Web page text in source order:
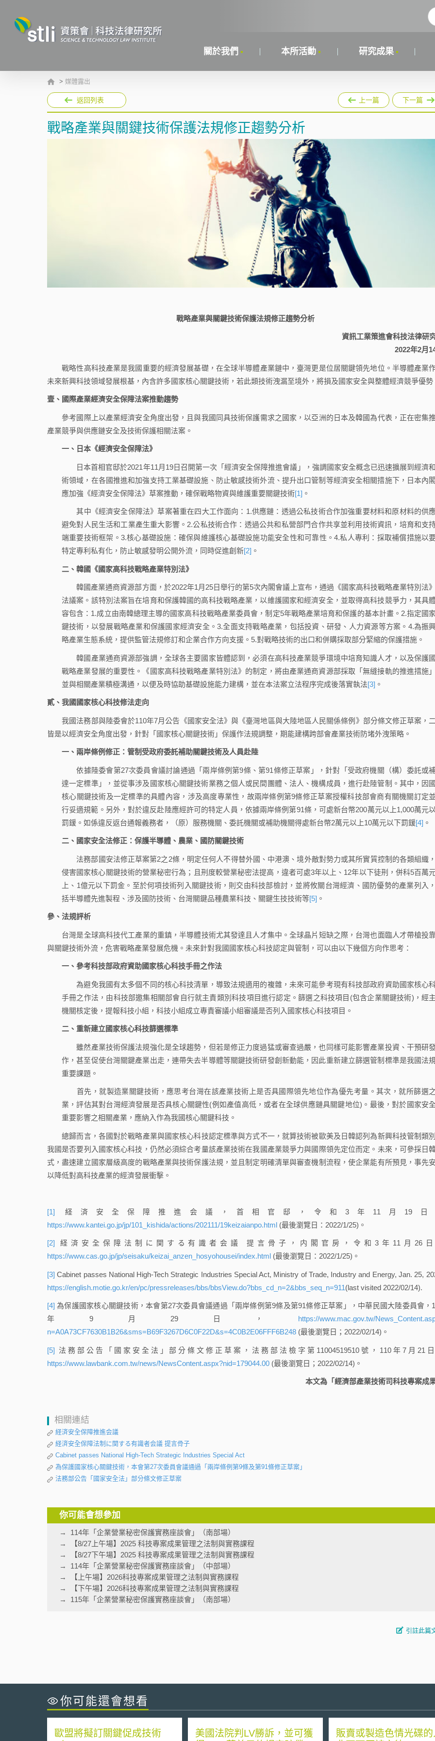
關於我們 本所活動 研究成果
> 媒體露出
返回列表 上一篇 下一篇
戰略產業與關鍵技術保護法規修正趨勢分析
戰略產業與關鍵技術保護法規修正趨勢分析
資訊工業策進會科技法律研
2022年2月
戰略性高科技產業是我國重要的經濟發展基礎，在全球半導體產業鏈中，臺灣更是位居關鍵領先地位。半導體產業
未來新興科技領域發展根基，內含許多國家核心關鍵技術，若此類技術洩漏至境外，將損及國家安全與整體經濟競爭優勢
壹、國際產業經濟安全保障法案推動趨勢
參考國際上以產業經濟安全角度出發，且與我國同具技術保護需求之國家，以亞洲的日本及韓國為代表，正在密集
產業競爭與供應鏈安全及技術保護相關法案。
一、日本《經濟安全保障法》
日本首相官邸於2021年11月19日召開第一次「經濟安全保障推進會議」，強調國家安全概念已迅速擴展到經濟
術領域，在各國推進和加強支持工業基礎設施、防止敏感技術外流、提升出口管制等經濟安全相關措施下，日本內
應加強《經濟安全保障法》草案推動，確保戰略物資與維護重要關鍵技術[1] 。
其中《經濟安全保障法》草案著重在四大工作面向：1.供應鏈：透過公私技術合作加強重要材料和原材料的供應
避免對人民生活和工業產生重大影響。2.公私技術合作：透過公共和私營部門合作共享並利用技術資訊，培育和支
端重要技術框架。3.核心基礎設施：確保與維護核心基礎設施功能安全性和可靠性。4.私人專利：採取補償措施以
特定專利私有化，防止敏感發明公開外流，同時促進創新[2] 。
二、韓國《國家高科技戰略產業特別法》
韓國產業通商資源部方面，於2022年1月25日舉行的第5次內閣會議上宣布，通過《國家高科技戰略產業特別法
法議案。該特別法案旨在培育和保護韓國的高科技戰略產業，以維護國家和經濟安全，並取得高科技競爭力，其具
容包含：1.成立由南韓總理主導的國家高科技戰略產業委員會，制定5年戰略產業培育和保護的基本計畫。2.指定國
鍵技術，以發展戰略產業和保護國家經濟安全。3.全面支持戰略產業，包括投資、研發、人力資源等方案。4.為振
略產業生態系統，提供監管法規修訂和企業合作方向支援。5.對戰略技術的出口和併購採取部分緊縮的保護措施。
韓國產業通商資源部強調，全球各主要國家皆體認到，必須在高科技產業競爭環境中培育知識人才，以及保護
戰略產業發展的重要性。《國家高科技戰略產業特別法》的制定，將由產業通商資源部採取「無縫接軌的推進措施」
並與相關產業積極溝通，以便及時協助基礎設施能力建構，並在本法案立法程序完成後落實執法[3] 。
貳、我國國家核心科技修法走向
我國法務部與陸委會於110年7月公告《國家安全法》與《臺灣地區與大陸地區人民關係條例》部分條文修正草案，
皆是以經濟安全角度出發，針對「國家核心關鍵技術」保護作法規調整，期能建構跨部會產業技術防堵外洩策略。
一、兩岸條例修正：管制受政府委託補助關鍵技術及人員赴陸
依據陸委會第27次委員會議討論通過「兩岸條例第9條、第91條修正草案」，針對「受政府機關（構）委託或
達一定標準」，並從事涉及國家核心關鍵技術業務之個人或民間團體、法人、機構成員，進行赴陸管制。其中，因
核心關鍵技術及一定標準的具體內容，涉及高度專業性，故兩岸條例第9條修正草案授權科技部會商有關機關訂定
行妥適規範。另外，對於違反赴陸應經許可的特定人員，依據兩岸條例第91條，可處新台幣200萬元以上1,000萬元
罰鍰。如係違反返台通報義務者，（原）服務機關、委託機關或補助機關得處新台幣2萬元以上10萬元以下罰鍰[4] 。
二、國家安全法修正：保護半導體、農業、國防關鍵技術
法務部國安法修正草案第2之2條，明定任何人不得替外國、中港澳、境外敵對勢力或其所實質控制的各類組織
侵害國家核心關鍵技術的營業秘密行為；且刑度較營業秘密法提高，違者可處3年以上、12年以下徒刑，併科5百萬
上、1億元以下罰金。至於何項技術列入關鍵技術，則交由科技部檢討，並將攸關台灣經濟、國防優勢的產業列入
括半導體先進製程、涉及國防技術、台灣關鍵品種農業科技、關鍵生技技術等[5] 。
參、法規評析
台灣是全球高科技代工產業的重鎮，半導體技術尤其發達且人才集中。全球晶片短缺之際，台灣也面臨人才帶槍投靠
與關鍵技術外流，危害戰略產業發展危機。未來針對我國國家核心科技認定與管制，可以由以下幾個方向作思考：
一、參考科技部政府資助國家核心科技手冊之作法
為避免我國有太多個不同的核心科技清單，導致法規適用的複雜，未來可能參考現有科技部政府資助國家核心
手冊之作法，由科技部邀集相關部會自行就主責類別科技項目進行認定。篩選之科技項目(包含企業關鍵技術)，經
機關核定後，提報科技小組，科技小組成立專責審議小組審議是否列入國家核心科技項目。
二、重新建立國家核心科技篩選標準
雖然產業技術保護法規強化是全球趨勢，但若是修正力度過猛或審查過嚴，也同樣可能影響產業投資、干預研
作，甚至促使台灣關鍵產業出走，連帶失去半導體等關鍵技術研發創新動能，因此重新建立篩選管制標準是我國法
重要課題。
首先，就製造業關鍵技術，應思考台灣在該產業技術上是否具國際領先地位作為優先考量。其次，就所篩選
業，評估其對台灣經濟發展是否具核心關鍵性(例如產值高低，或者在全球供應鏈具關鍵地位)。最後，對於國家安
重要影響之相關產業，應納入作為我國核心關鍵科技。
總歸而言，各國對於戰略產業與國家核心科技認定標準與方式不一，就算技術被歐美及日韓認列為新興科技管制類別
我國是否要列入國家核心科技，仍然必須綜合考量該產業技術在我國產業競爭力與國際領先定位而定。未來，可參採日
式，盡速建立國家層級高度的戰略產業與技術保護法規，並且制定明確清單與審查機制流程，使企業能有所預見，事先
以降低對高科技產業的經濟發展衝擊。
[1] 経済安全保障推進会議，首相官邸，令和3年11月19日
https://www.kantei.go.jp/jp/101_kishida/actions/202111/19keizaianpo.html (最後瀏覽日：2022/1/25)。
[2] 経済安全保障法制に関する有識者会議 提言骨子，内閣官房，令和3年11月26日
https://www.cas.go.jp/jp/seisaku/keizai_anzen_hosyohousei/index.html (最後瀏覽日：2022/1/25)。
[3] Cabinet passes National High-Tech Strategic Industries Special Act, Ministry of Trade, Industry and Energy, Jan. 25,
https://english.motie.go.kr/en/pc/pressreleases/bbs/bbsView.do?bbs_cd_n=2&bbs_seq_n=911(last visited 2022/02/14).
[4] 為保護國家核心關鍵技術，本會第27次委員會議通過「兩岸條例第9條及第91條修正草案」，中華民國大陸委員會，
年9月29日， https://www.mac.gov.tw/
n=A0A73CF7630B1B26&sms=B69F3267D6C0F22D&s=4C0B2E06FFF6B248 (最後瀏覽日；2022/02/14)。
[5] 法務部公告「國家安全法」部分條文修正草案，法務部法檢字第11004519510號，110年7月21日
https://www.lawbank.com.tw/news/NewsContent.aspx?nid=179044.00 (最後瀏覽日；2022/02/14)。
本文為「經濟部產業技術司科技專案成果
相關連結
経済安全保障推進会議
経済安全保障法制に関する有識者会議 提言骨子
Cabinet passes National High-Tech Strategic Industries Special Act
為保護國家核心關鍵技術，本會第27次委員會議通過「兩岸條例第9條及第91條修正草案」
法務部公告「國家安全法」部分條文修正草案
你可能會想參加
114年「企業營業秘密保護實務座談會」（南部場）
【8/27上午場】2025 科技專案成果管理之法制與實務課程
【8/27下午場】2025 科技專案成果管理之法制與實務課程
114年「企業營業秘密保護實務座談會」（中部場）
【上午場】2026科技專案成果管理之法制與實務課程
【下午場】2026科技專案成果管理之法制與實務課程
115年「企業營業秘密保護實務座談會」（南部場）
引註此篇
你可能還會想看
歐盟將擬訂關鍵促成技術
美國法院判LV勝訴，並可獲
販賣或製造色情光碟的